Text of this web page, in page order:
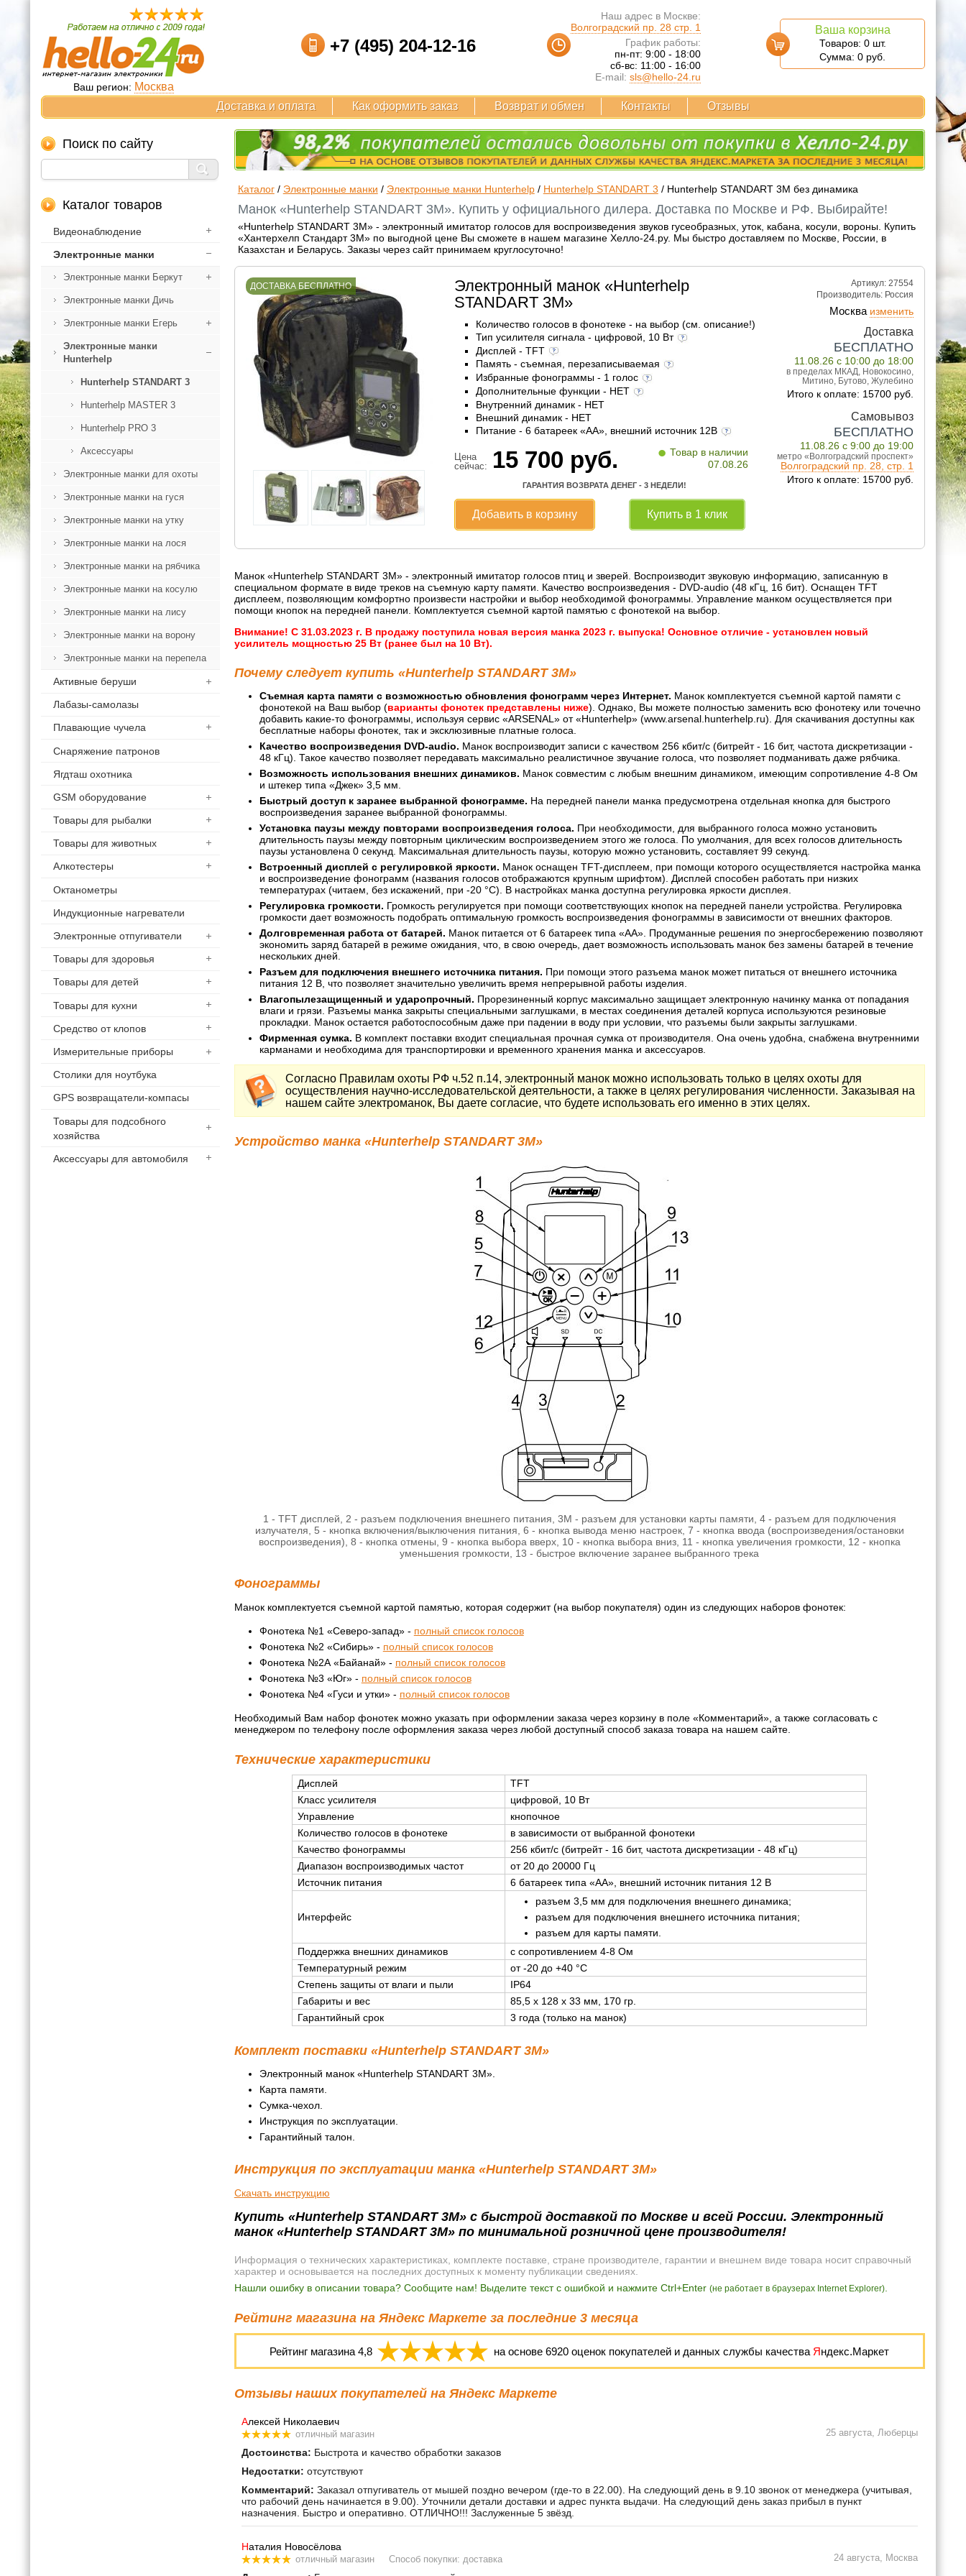
Ваш регион: Москва
+7 (495) 204-12-16
Наш адрес в Москве:
Волгоградский пр. 28 стр. 1
График работы:
пн-пт: 9:00 - 18:00
сб-вс: 11:00 - 16:00
E-mail: sls@hello-24.ru
Ваша корзина
Товаров: 0 шт.
Сумма: 0 руб.
Доставка и оплата Как оформить заказ Возврат и обмен Контакты Отзывы
Поиск по сайту
Каталог товаров
Видеонаблюдение
Электронные манки
Электронные манки Беркут
Электронные манки Дичь
Электронные манки Егерь
Электронные манки
Hunterhelp
Hunterhelp STANDART 3
Hunterhelp MASTER 3
Hunterhelp PRO 3
Аксессуары
Электронные манки для охоты
Электронные манки на гуся
Электронные манки на утку
Электронные манки на лося
Электронные манки на рябчика
Электронные манки на косулю
Электронные манки на лису
Электронные манки на ворону
Электронные манки на перепела
Активные беруши
Лабазы-самолазы
Плавающие чучела
Снаряжение патронов
Ягдташ охотника
GSM оборудование
Товары для рыбалки
Товары для животных
Алкотестеры
Октанометры
Индукционные нагреватели
Электронные отпугиватели
Товары для здоровья
Товары для детей
Товары для кухни
Средство от клопов
Измерительные приборы
Столики для ноутбука
GPS возвращатели-компасы
Товары для подсобного
хозяйства
Аксессуары для автомобиля
Каталог/ Электронные манки / Электронные манки Hunterhelp/ Hunterhelp STANDART 3 / Hunterhelp STANDART 3M без динамика
Манок «Hunterhelp STANDART 3M». Купить у официального дилера. Доставка по Москве и РФ. Выбирайте!
«Hunterhelp STANDART 3M» - электронный имитатор голосов для воспроизведения звуков гусеобразных, уток, кабана, косули, вороны. Купить
«Хантерхелп Стандарт 3M» по выгодной цене Вы сможете в нашем магазине Хелло-24.ру. Мы быстро доставляем по Москве, России, в
Казахстан и Беларусь. Заказы через сайт принимаем круглосуточно!
ДОСТАВКА БЕСПЛАТНО
Артикул: 27554
Производитель: Россия
Москва изменить
Доставка
БЕСПЛАТНО
11.08.26 с 10:00 до 18:00
в пределах МКАД, Новокосино,
Митино, Бутово, Жулебино
Итого к оплате: 15700 руб.
Самовывоз
БЕСПЛАТНО
11.08.26 с 9:00 до 19:00
метро «Волгоградский проспект»
Волгоградский пр. 28, стр. 1
Итого к оплате: 15700 руб.
Электронный манок «Hunterhelp
STANDART 3M»
Количество голосов в фонотеке - на выбор (см. описание!)
Тип усилителя сигнала - цифровой, 10 Вт
Дисплей - TFT
Память - съемная, перезаписываемая
Избранные фонограммы - 1 голос
Дополнительные функции - НЕТ
Внутренний динамик - НЕТ
Внешний динамик - НЕТ
Питание - 6 батареек «AА», внешний источник 12В
Цена
сейчас:
15 700 руб. • Товар в наличии
07.08.26
ГАРАНТИЯ ВОЗВРАТА ДЕНЕГ - 3 НЕДЕЛИ!
Добавить в корзину Купить в 1 клик
Манок «Hunterhelp STANDART 3M» - электронный имитатор голосов птиц и зверей. Воспроизводит звуковую информацию, записанную в
специальном формате в виде треков на съемную карту памяти. Качество воспроизведения - DVD-audio (48 кГц, 16 бит). Оснащен TFT
дисплеем, позволяющим комфортно произвести настройки и выбор необходимой фонограммы. Управление манком осуществляется при
помощи кнопок на передней панели. Комплектуется съемной картой памятью с фонотекой на выбор.
Внимание! С 31.03.2023 г. В продажу поступила новая версия манка 2023 г. выпуска! Основное отличие - установлен новый
усилитель мощностью 25 Вт (ранее был на 10 Вт).
Почему следует купить «Hunterhelp STANDART 3M»
Съемная карта памяти с возможностью обновления фонограмм через Интернет. Манок комплектуется съемной картой памяти с
фонотекой на Ваш выбор (варианты фонотек представлены ниже). Однако, Вы можете полностью заменить всю фонотеку или точечно
добавить какие-то фонограммы, используя сервис «АRSENAL» от «Hunterhelp» (www.arsenal.hunterhelp.ru). Для скачивания доступны как
бесплатные наборы фонотек, так и эксклюзивные платные голоса.
Качество воспроизведения DVD-audio. Манок воспроизводит записи с качеством 256 кбит/с (битрейт - 16 бит, частота дискретизации -
48 кГц). Такое качество позволяет передавать максимально реалистичное звучание голоса, что позволяет подманивать даже рябчика.
Возможность использования внешних динамиков. Манок совместим с любым внешним динамиком, имеющим сопротивление 4-8 Ом
и штекер типа «Джек» 3,5 мм.
Быстрый доступ к заранее выбранной фонограмме. На передней панели манка предусмотрена отдельная кнопка для быстрого
воспроизведения заранее выбранной фонограммы.
Установка паузы между повторами воспроизведения голоса. При необходимости, для выбранного голоса можно установить
длительность паузы между повторным циклическим воспроизведением этого же голоса. По умолчания, для всех голосов длительность
паузы установлена 0 секунд. Максимальная длительность паузы, которую можно установить, составляет 99 секунд.
Встроенный дисплей с регулировкой яркости. Манок оснащен TFT-дисплеем, при помощи которого осуществляется настройка манка
и воспроизведение фонограмм (названия голосов отображаются крупным шрифтом). Дисплей способен работать при низких
температурах (читаем, без искажений, при -20 °С). В настройках манка доступна регулировка яркости дисплея.
Регулировка громкости. Громкость регулируется при помощи соответствующих кнопок на передней панели устройства. Регулировка
громкости дает возможность подобрать оптимальную громкость воспроизведения фонограммы в зависимости от внешних факторов.
Долговременная работа от батарей. Манок питается от 6 батареек типа «АА». Продуманные решения по энергосбережению позволяют
экономить заряд батарей в режиме ожидания, что, в свою очередь, дает возможность использовать манок без замены батарей в течение
нескольких дней.
Разъем для подключения внешнего источника питания. При помощи этого разъема манок может питаться от внешнего источника
питания 12 В, что позволяет значительно увеличить время непрерывной работы изделия.
Влагопылезащищенный и ударопрочный. Прорезиненный корпус максимально защищает электронную начинку манка от попадания
влаги и грязи. Разъемы манка закрыты специальными заглушками, в местах соединения деталей корпуса используются резиновые
прокладки. Манок остается работоспособным даже при падении в воду при условии, что разъемы были закрыты заглушками.
Фирменная сумка. В комплект поставки входит специальная прочная сумка от производителя. Она очень удобна, снабжена внутренними
карманами и необходима для транспортировки и временного хранения манка и аксессуаров.
Согласно Правилам охоты РФ ч.52 п.14, электронный манок можно использовать только в целях охоты для
осуществления научно-исследовательской деятельности, а также в целях регулирования численности. Заказывая на
нашем сайте электроманок, Вы даете согласие, что будете использовать его именно в этих целях.
Устройство манка «Hunterhelp STANDART 3M»
1 - TFT дисплей, 2 - разъем подключения внешнего питания, 3M - разъем для установки карты памяти, 4 - разъем для подключения
излучателя, 5 - кнопка включения/выключения питания, 6 - кнопка вывода меню настроек, 7 - кнопка ввода (воспроизведения/остановки
воспроизведения), 8 - кнопка отмены, 9 - кнопка выбора вверх, 10 - кнопка выбора вниз, 11 - кнопка увеличения громкости, 12 - кнопка
уменьшения громкости, 13 - быстрое включение заранее выбранного трека
Фонограммы
Манок комплектуется съемной картой памятью, которая содержит (на выбор покупателя) один из следующих наборов фонотек:
Фонотека №1 «Северо-запад» - полный список голосов
Фонотека №2 «Сибирь» - полный список голосов
Фонотека №2А «Байанай» - полный список голосов
Фонотека №3 «Юг» - полный список голосов
Фонотека №4 «Гуси и утки» - полный список голосов
Необходимый Вам набор фонотек можно указать при оформлении заказа через корзину в поле «Комментарий», а также согласовать с
менеджером по телефону после оформления заказа через любой доступный способ заказа товара на нашем сайте.
Технические характеристики
Дисплей
TFT
Класс усилителя
цифровой, 10 Вт
Управление
кнопочное
Количество голосов в фонотеке
в зависимости от выбранной фонотеки
Качество фонограммы
256 кбит/с (битрейт - 16 бит, частота дискретизации - 48 кГц)
Диапазон воспроизводимых частот
от 20 до 20000 Гц
Источник питания
6 батареек типа «AA», внешний источник питания 12 В
Интерфейс
разъем 3,5 мм для подключения внешнего динамика;
разъем для подключения внешнего источника питания;
разъем для карты памяти.
Поддержка внешних динамиков
с сопротивлением 4-8 Ом
Температурный режим
от -20 до +40 °С
Степень защиты от влаги и пыли
IP64
Габариты и вес
85,5 x 128 x 33 мм, 170 гр.
Гарантийный срок
3 года (только на манок)
Комплект поставки «Hunterhelp STANDART 3M»
Электронный манок «Hunterhelp STANDART 3M».
Карта памяти.
Сумка-чехол.
Инструкция по эксплуатации.
Гарантийный талон.
Инструкция по эксплуатации манка «Hunterhelp STANDART 3M»
Скачать инструкцию
Купить «Hunterhelp STANDART 3M» с быстрой доставкой по Москве и всей России. Электронный
манок «Hunterhelp STANDART 3M» по минимальной розничной цене производителя!
Информация о технических характеристиках, комплекте поставке, стране производителе, гарантии и внешнем виде товара носит справочный
характер и основывается на последних доступных к моменту публикации сведениях.
Нашли ошибку в описании товара? Сообщите нам! Выделите текст с ошибкой и нажмите Ctrl+Enter (не работает в браузерах Internet Explorer).
Рейтинг магазина на Яндекс Маркете за последние 3 месяца
Рейтинг магазина 4,8 на основе6920 оценок покупателей и данных службы качества Яндекс.Маркет
Отзывы наших покупателей на Яндекс Маркете
Алексей Николаевич
отличный магазин 25 августа, Люберцы
Достоинства: Быстрота и качество обработки заказов
Недостатки: отсутствуют
Комментарий: Заказал отпугиватель от мышей поздно вечером (где-то в 22.00). На следующий день в 9.10 звонок от менеджера (учитывая,
что рабочий день начинается в 9.00). Уточнили детали доставки и адрес пункта выдачи. На следующий день заказ прибыл в пункт
назначения. Быстро и оперативно. ОТЛИЧНО!!! Заслуженные 5 звёзд.
Наталия Новосёлова
отличный магазин Способ покупки: доставка 24 августа, Москва